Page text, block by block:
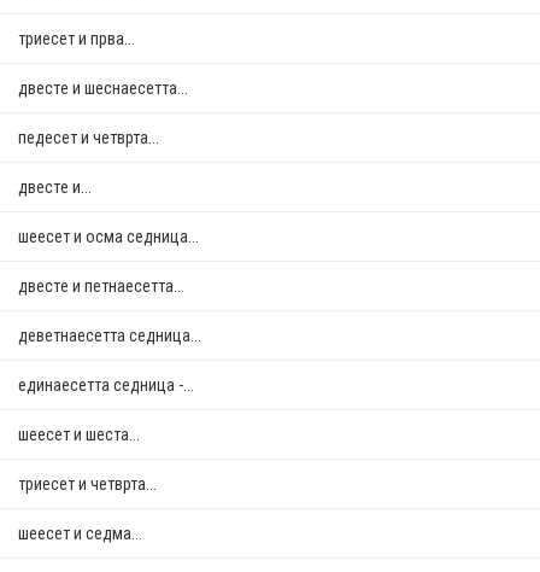
триесет и прва...
двестe и шеснаесетта...
педесет и четврта...
двестe и...
шеесет и осма седница...
двестe и петнаесетта...
деветнаесетта седница...
единаесетта седница -...
шеесет и шеста...
триесет и четврта...
шеесет и седма...